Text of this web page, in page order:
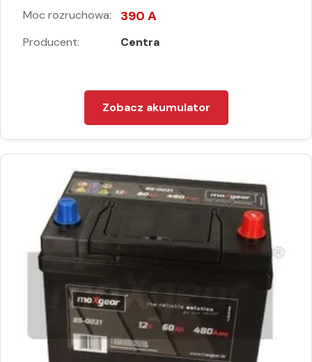
Moc rozruchowa: 390 A
Producent: Centra
Zobacz akumulator